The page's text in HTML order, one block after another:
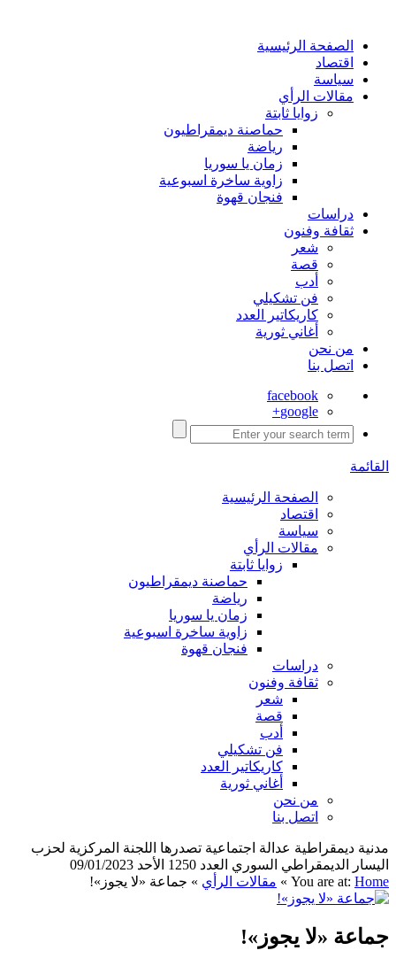
الصفحة الرئيسية
اقتصاد
سياسة
مقالات الرأي
زوايا ثابتة
حماصنة ديمقراطيون
رياضة
زمان يا سوريا
زاوية ساخرة اسبوعية
فنجان قهوة
دراسات
ثقافة وفنون
شعر
قصة
أدب
فن تشكيلي
كاريكاتير العدد
أغاني ثورية
من نحن
اتصل بنا
facebook
google+
القائمة
الصفحة الرئيسية
اقتصاد
سياسة
مقالات الرأي
زوايا ثابتة
حماصنة ديمقراطيون
رياضة
زمان يا سوريا
زاوية ساخرة اسبوعية
فنجان قهوة
دراسات
ثقافة وفنون
شعر
قصة
أدب
فن تشكيلي
كاريكاتير العدد
أغاني ثورية
من نحن
اتصل بنا
مدنية ديمقراطية عدالة اجتماعية تصدرها اللجنة المركزية لحزب
اليسار الديمقراطي السوري العدد 1250 الأحد 09/01/2023
You are at: Home
» مقالات الرأي » جماعة «لا يجوز»!
جماعة «لا يجوز»!